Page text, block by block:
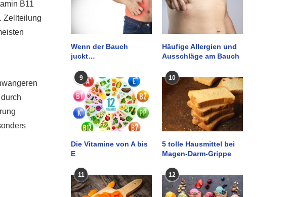
B11
Zellteilung
Wenn der Bauch
juckt…
Häufige Allergien und
Ausschläge am Bauch
9
Die Vitamine von A bis
E
10
5 tolle Hausmittel bei
Magen-Darm-Grippe
11 12